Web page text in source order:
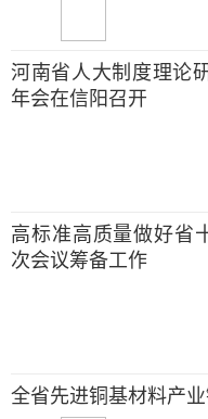
河南省人大制度理论
年会在信阳召开
高标准高质量做好省
次会议筹备工作
全省先进铜基材料产